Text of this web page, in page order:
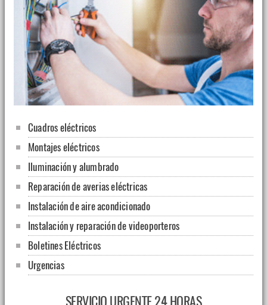
Cuadros eléctricos
Montajes eléctricos
Iluminación y alumbrado
Reparación de averias eléctricas
Instalación de aire acondicionado
Instalación y reparación de videoporteros
Boletines Eléctricos
Urgencias
SERVICIO URGENTE 24 HORAS